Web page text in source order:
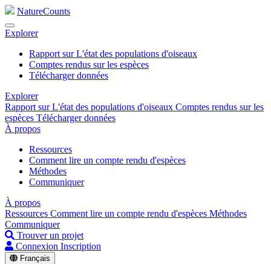
NatureCounts
Explorer
Rapport sur L'état des populations d'oiseaux
Comptes rendus sur les espèces
Télécharger données
Explorer
Rapport sur L'état des populations d'oiseaux Comptes rendus sur les
espèces Télécharger données
À propos
Ressources
Comment lire un compte rendu d'espèces
Méthodes
Communiquer
À propos
Ressources Comment lire un compte rendu d'espèces Méthodes
Communiquer
Trouver un projet
Connexion Inscription
Français